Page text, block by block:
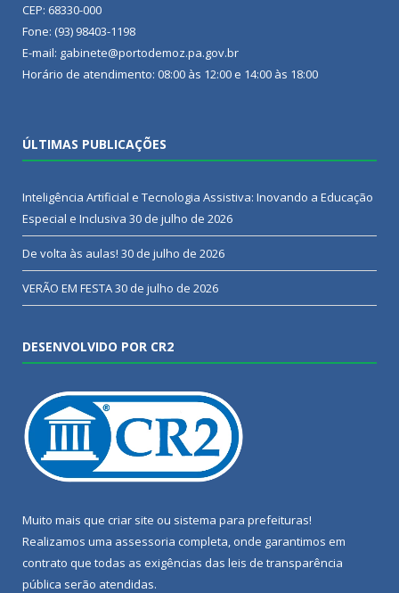
CEP: 68330-000
Fone: (93) 98403-1198
E-mail: gabinete@portodemoz.pa.gov.br
Horário de atendimento: 08:00 às 12:00 e 14:00 às 18:00
ÚLTIMAS PUBLICAÇÕES
Inteligência Artificial e Tecnologia Assistiva: Inovando a Educação
Especial e Inclusiva 30 de julho de 2026
De volta às aulas! 30 de julho de 2026
VERÃO EM FESTA30 de julho de 2026
DESENVOLVIDO POR CR2
Muito mais que criar site ou sistema para prefeituras!
Realizamos uma assessoria completa, onde garantimos em
contrato que todas as exigências das leis de transparência
pública serão atendidas.